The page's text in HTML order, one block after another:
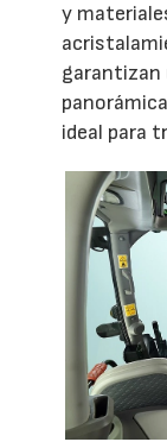
y
garantizan
ideal para